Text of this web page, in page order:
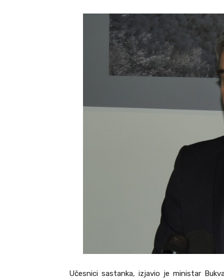
Učesnici sastanka, izjavio je ministar